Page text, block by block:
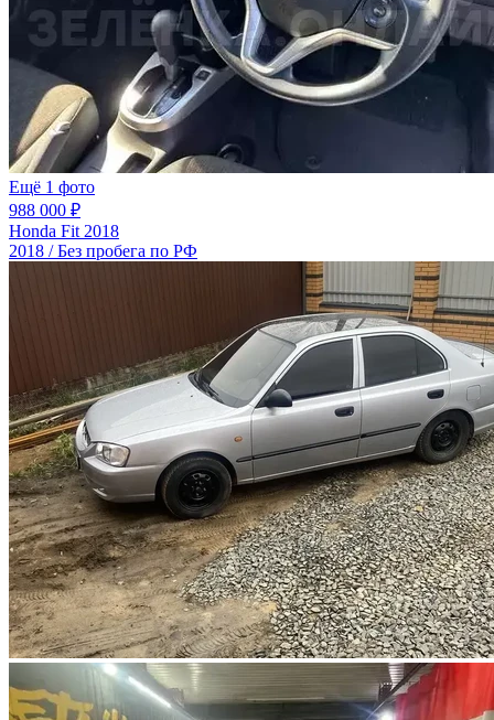
Ещё 1 фото
988 000 ₽
Honda Fit 2018
2018 / Без пробега по РФ